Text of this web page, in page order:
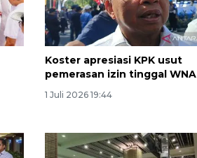
Koster apresiasi KPK usut
pemerasan izin tinggal WNA
1 Juli 2026 19:44